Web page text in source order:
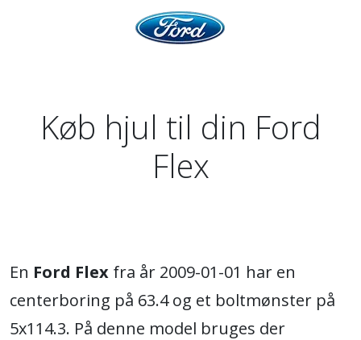
Køb hjul til din Ford
Flex
En Ford Flex fra år 2009-01-01 har en
centerboring på 63.4 og et boltmønster på
5x114.3. På denne model bruges der